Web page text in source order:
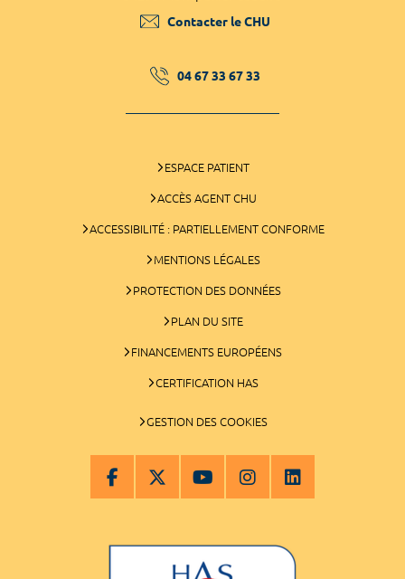
Contacter le CHU
04 67 33 67 33
ESPACE PATIENT
ACCÈS AGENT CHU
ACCESSIBILITÉ : PARTIELLEMENT CONFORME
MENTIONS LÉGALES
PROTECTION DES DONNÉES
PLAN DU SITE
FINANCEMENTS EUROPÉENS
CERTIFICATION HAS
GESTION DES COOKIES